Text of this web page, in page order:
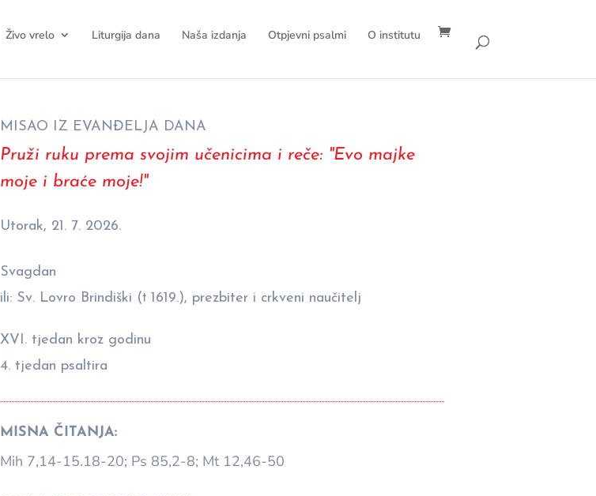
Živo vrelo Liturgija dana Naša izdanja Otpjevni psalmi O institutu
MISAO IZ EVANĐELJA DANA
Pruži ruku prema svojim učenicima i reče: "Evo majke
moje i braće moje!"
Utorak, 21. 7. 2026.
Svagdan
ili: Sv. Lovro Brindiški († 1619.), prezbiter i crkveni naučitelj
XVI. tjedan kroz godinu
4. tjedan psaltira
MISNA ČITANJA:
Mih 7,14-15.18-20; Ps 85,2-8; Mt 12,46-50